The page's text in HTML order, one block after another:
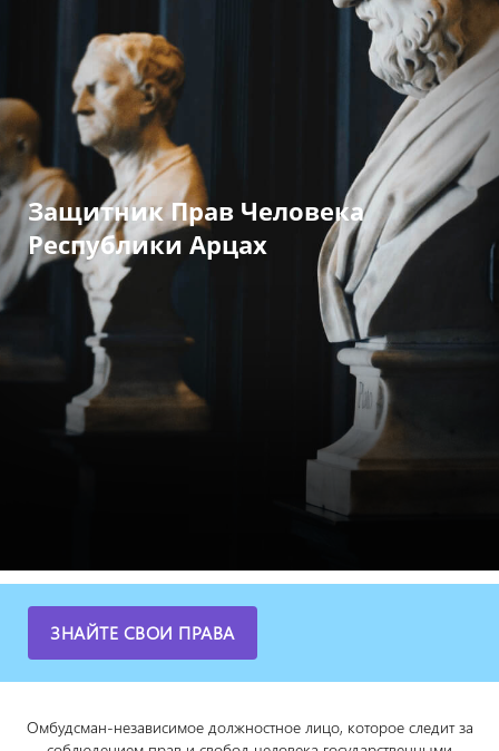
Защитник Прав Человека
Республики Арцах
ЗНАЙТЕ СВОИ ПРАВА
Омбудсман-независимое должностное лицо, которое следит за